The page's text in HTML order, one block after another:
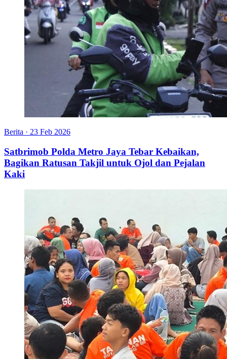
Berita · 23 Feb 2026
Satbrimob Polda Metro Jaya Tebar Kebaikan,
Bagikan Ratusan Takjil untuk Ojol dan Pejalan
Kaki